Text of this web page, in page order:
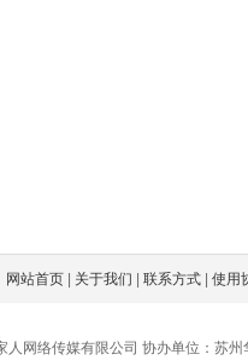
网站首页 关于我们 |联系方式 |使用
人网络传媒有限公司 协办单位：苏